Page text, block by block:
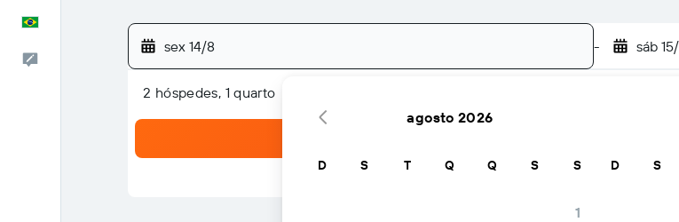
Comentários
sex 14/8 - sáb
2 hóspedes, 1 quarto
agosto 2026
D S T Q Q S S
1
D S